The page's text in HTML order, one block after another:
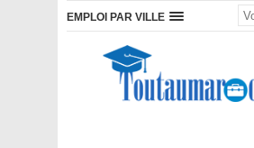
EMPLOI PAR VILLE